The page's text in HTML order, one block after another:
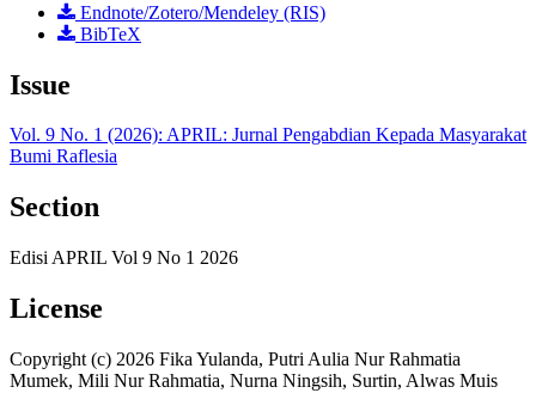
Endnote/Zotero/Mendeley (RIS)
BibTeX
Issue
Vol. 9 No. 1 (2026): APRIL: Jurnal Pengabdian Kepada Masyarakat
Bumi Raflesia
Section
Edisi APRIL Vol 9 No 1 2026
License
Copyright (c) 2026 Fika Yulanda, Putri Aulia Nur Rahmatia
Mumek, Mili Nur Rahmatia, Nurna Ningsih, Surtin, Alwas Muis